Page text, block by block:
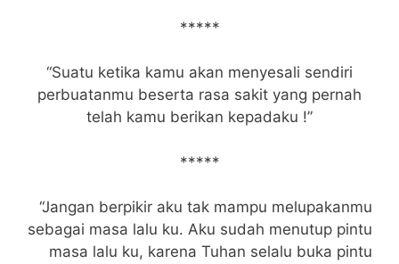
*****
“Suatu ketika kamu akan menyesali sendiri
perbuatanmu beserta rasa sakit yang pernah
telah kamu berikan kepadaku !”
*****
“Jangan berpikir aku tak mampu melupakanmu
sebagai masa lalu ku. Aku sudah menutup pintu
masa lalu ku, karena Tuhan selalu buka pintu